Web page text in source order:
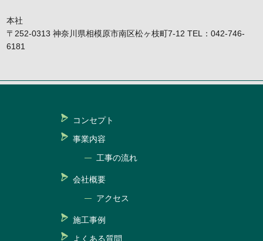
本社
〒252-0313 神奈川県相模原市南区松ヶ枝町7-12 TEL：042-746-
6181
コンセプト
事業内容
工事の流れ
会社概要
アクセス
施工事例
よくある質問